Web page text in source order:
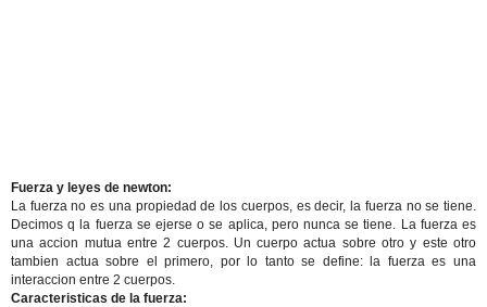
Fuerza y leyes de newton:
La fuerza no es una propiedad de los cuerpos, es decir, la fuerza no se tiene.
Decimos q la fuerza se ejerse o se aplica, pero nunca se tiene. La fuerza es
una accion mutua entre 2 cuerpos. Un cuerpo actua sobre otro y este otro
tambien actua sobre el primero, por lo tanto se define: la fuerza es una
interaccion entre 2 cuerpos.
Caracteristicas de la fuerza: